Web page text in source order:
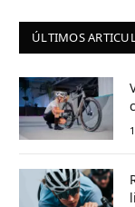
ÚLTIMOS